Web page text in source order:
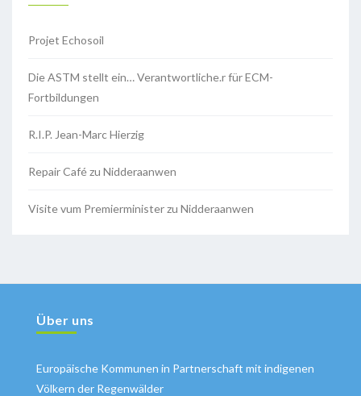
Projet Echosoil
Die ASTM stellt ein… Verantwortliche.r für ECM-
Fortbildungen
R.I.P. Jean-Marc Hierzig
Repair Café zu Nidderaanwen
Visite vum Premierminister zu Nidderaanwen
Über uns
Europäische Kommunen in Partnerschaft mit indigenen
Völkern der Regenwälder